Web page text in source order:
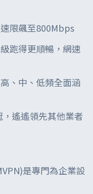
VoIP 解決
建構企業群組電話
訊成本
VoIP 網路將企業
通訊網路整合；
業各式語音服
限飆至800Mbps
跑得更順暢，網速
、中、低頻全面涵
遙遙領先其他業者
是專門為企業設